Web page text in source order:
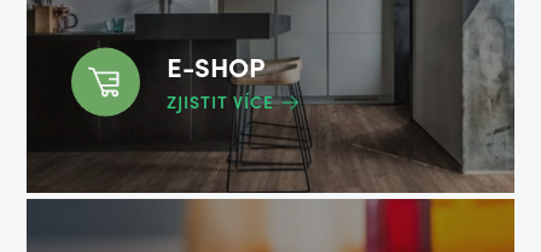
E-SHOP
ZJISTIT VÍCE